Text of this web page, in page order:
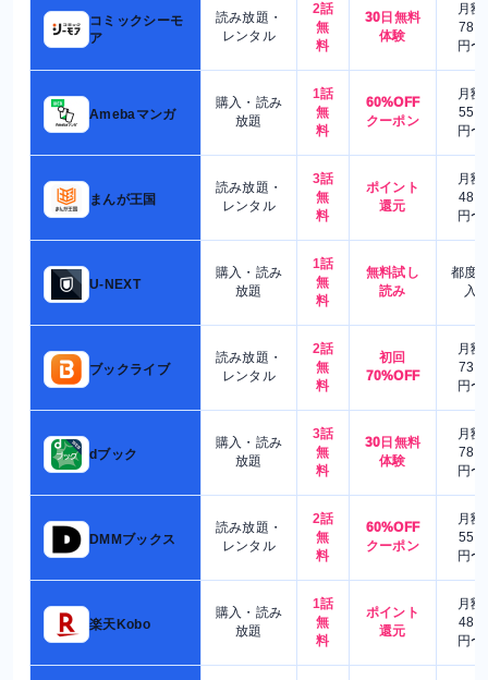
コミックシーモ
ア
読み放題・
レンタル
2話
無
料
30日無料
体験
月額
780
円〜
Amebaマンガ
購入・読み
放題
1話
無
料
60%OFF
クーポン
月額
550
円〜
まんが王国
読み放題・
レンタル
3話
無
料
ポイント
還元
月額
480
円〜
U-NEXT
購入・読み
放題
1話
無
料
無料試し
読み
都度
入
ブックライブ
読み放題・
レンタル
2話
無
料
初回
70%OFF
月額
730
円〜
dブック
購入・読み
放題
3話
無
料
30日無料
体験
月額
780
円〜
DMMブックス
読み放題・
レンタル
2話
無
料
60%OFF
クーポン
月額
550
円〜
楽天Kobo
購入・読み
放題
1話
無
料
ポイント
還元
月額
480
円〜